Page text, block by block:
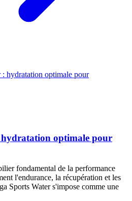
optimale pour
fondamental de la performance
l'endurance, la récupération et les
Sports Water s'impose comme une